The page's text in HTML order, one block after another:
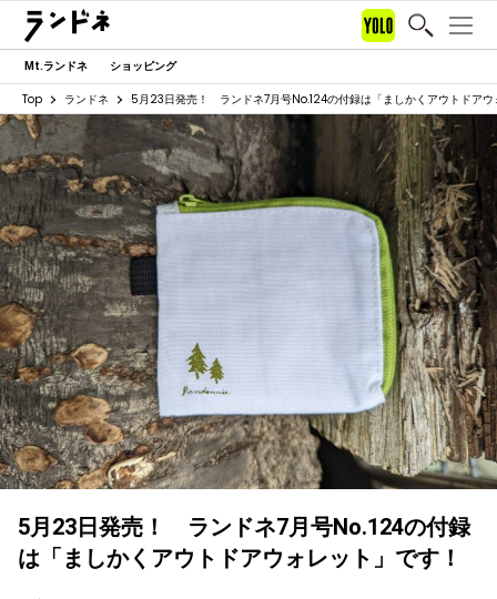
Mt.ランドネ ショッピング
Top ランドネ 5月23日発売！ ランドネ7月号No.124の付録は「ましかくアウトドアウ
5月23日発売！ ランドネ7月号No.124の付録
は「ましかくアウトドアウォレット」です！